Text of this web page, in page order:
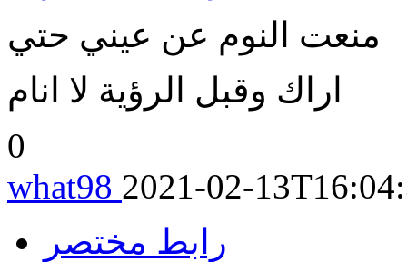
منعت النوم عن عيني حتي
اراك وقبل الرؤية لا انام
0
what98 2021-02-
رابط مختصر